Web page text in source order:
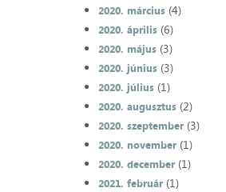
2020. március(4)
2020. április(6)
2020. május(3)
2020. június(3)
2020. július(1)
2020. augusztus(2)
2020. szeptember(3)
2020. november(1)
2020. december(1)
2021. február(1)